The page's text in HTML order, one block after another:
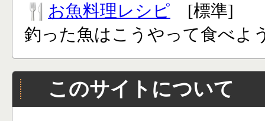
お魚料理レシピ [標準]
釣った魚はこうやって食べよ
このサイトについて